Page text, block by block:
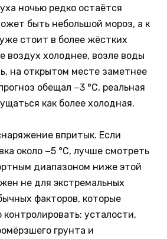
ночью редко остаётся
быть небольшой мороз, а к
стоит в более жёстких
воздух холоднее, возле воды
на открытом месте заметнее
обещал −3 °C, реальная
как более холодная.
впритык. Если
около −5 °C, лучше смотреть
диапазоном ниже этой
не для экстремальных
факторов, которые
усталости,
грунта и